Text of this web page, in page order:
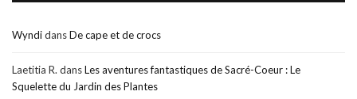
WyndidansDe cape et de crocs
Laetitia R. dansLes aventures fantastiques de Sacré-Coeur : Le
Squelette du Jardin des Plantes